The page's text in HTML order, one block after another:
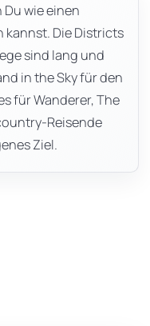
wie einen
kannst. Die Districts
sind lang und
in the Sky für den
für Wanderer, The
Reisende
Ziel.